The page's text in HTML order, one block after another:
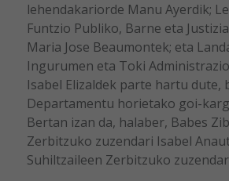
lehendakariorde Manu Ayerdik;
Funtzio Publiko, Barne eta
Maria Jose Beaumontek; eta
Ingurumen eta Toki
Isabel Elizaldek parte hartu dute,
Departamentu horietako goi-
Bertan izan da, halaber, Babes
Zerbitzuko zuzendari Isabel
Suhiltzaileen Zerbitzuko